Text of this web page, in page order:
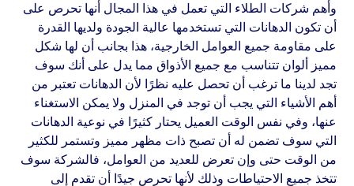
وأهم شركات الطلاء التي تعمل في هذا المجال أنها تحرص على
أن تكون الدهانات التي تستخدمها عالية الجودة ولديها القدرة
على مقاومة جميع العوامل الخارجية، هذا بجانب أن لها شكل
مميز ألوان تتناسب مع جميع الأذواق مما يدل على أنك سوف
تجد لدينا ما ترغب أن تحصل عليه نظرًا لأن الدهانات تعتبر من
أهم الأشياء التي يجب أن توجد في المنزل ولا يمكن الاستغناء
عنها، وفي نفس الوقت العميل يحتار كثيرًا في نوعية الدهانات
التي سوف تضمن له أن تصبح ذات مظهر مميز وتستمر للكثير
من الوقت حتى وإن تعرض للعديد من العوامل، فالشركة سوف
تتخذ جميع الاحتياطات وذلك لأنها تحرص جيدًا أن تقدم إلى